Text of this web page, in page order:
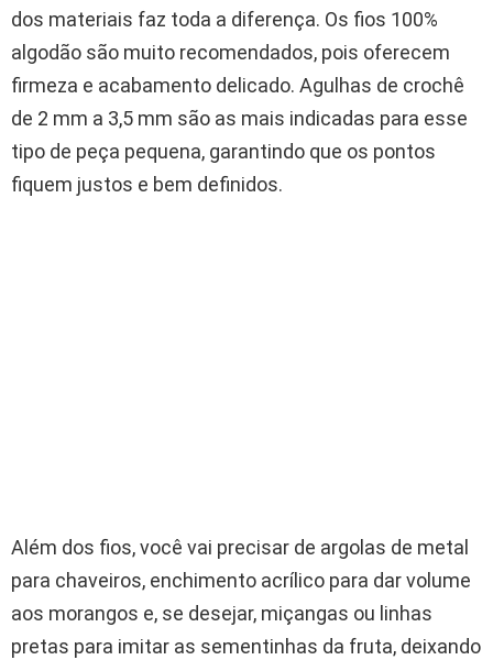
dos materiais faz toda a diferença. Os fios 100%
algodão são muito recomendados, pois oferecem
firmeza e acabamento delicado. Agulhas de crochê
de 2 mm a 3,5 mm são as mais indicadas para esse
tipo de peça pequena, garantindo que os pontos
fiquem justos e bem definidos.
Além dos fios, você vai precisar de argolas de metal
para chaveiros, enchimento acrílico para dar volume
aos morangos e, se desejar, miçangas ou linhas
pretas para imitar as sementinhas da fruta, deixando